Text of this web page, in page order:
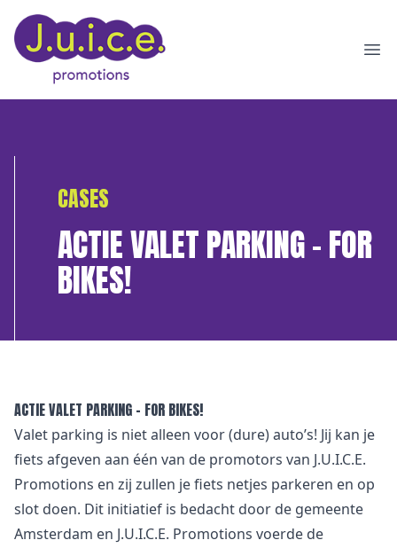
CASES
ACTIE VALET PARKING – FOR
BIKES!
ACTIE VALET PARKING – FOR BIKES!
Valet parking is niet alleen voor (dure) auto’s! Jij kan je
fiets afgeven aan één van de promotors van J.U.I.C.E.
Promotions en zij zullen je fiets netjes parkeren en op
slot doen. Dit initiatief is bedacht door de gemeente
Amsterdam en J.U.I.C.E. Promotions voerde de